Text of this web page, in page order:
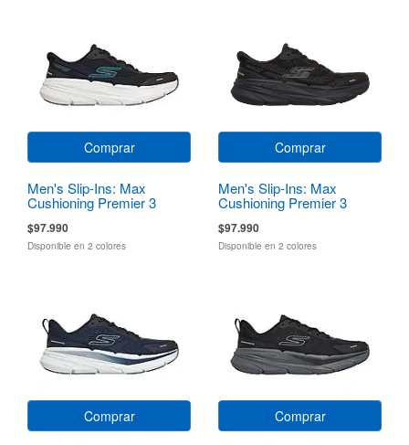
Comprar
Men's Slip-Ins: Max
Cushioning Premier 3
$97.990
Disponible en 2 colores
Comprar
Men's Slip-Ins: Max
Cushioning Premier 3
$97.990
Disponible en 2 colores
Comprar Comprar